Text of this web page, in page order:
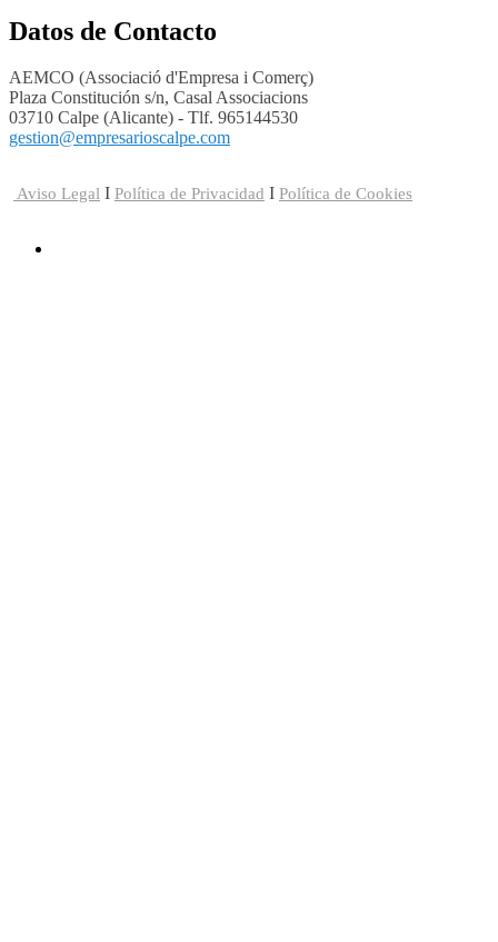
Datos de Contacto
AEMCO (Associació d'Empresa i Comerç)
Plaza Constitución s/n, Casal Associacions
03710 Calpe (Alicante) - Tlf. 965144530
gestion@empresarioscalpe.com
Aviso Legal I Política de Privacidad I Política de Cookies